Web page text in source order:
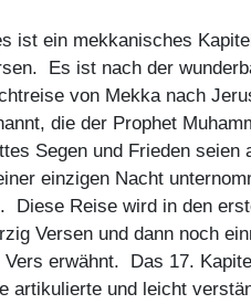
ist ein mekkanisches
Es ist nach der
von Mekka nach
die der Prophet
Segen und Frieden seien
einzigen Nacht
Diese Reise wird in den
Versen und dann noch
Vers erwähnt. Das 17.
artikulierte und leicht